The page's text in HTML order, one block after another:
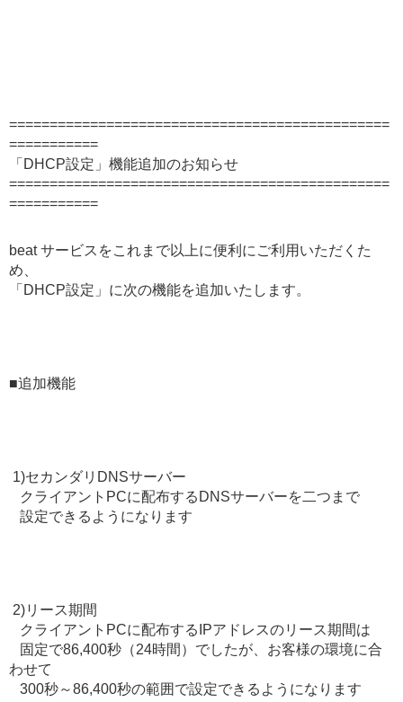
===============================================
===========
「DHCP設定」機能追加のお知らせ
===============================================
===========
beat サービスをこれまで以上に便利にご利用いただくた
め、
「DHCP設定」に次の機能を追加いたします。
■追加機能
1)セカンダリDNSサーバー
クライアントPCに配布するDNSサーバーを二つまで
設定できるようになります
2)リース期間
クライアントPCに配布するIPアドレスのリース期間は
固定で86,400秒（24時間）でしたが、お客様の環境に合
わせて
300秒～86,400秒の範囲で設定できるようになります